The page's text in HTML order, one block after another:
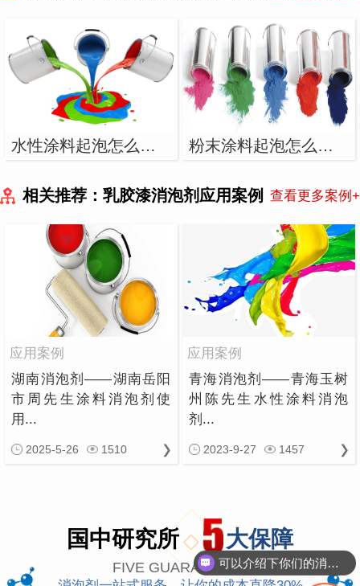
水性涂料起泡怎么解决？用水性涂料消泡剂 粉末涂料起泡怎么解决？用粉末涂料消泡剂
相关推荐：乳胶漆消泡剂应用案例 查看更多案例+
应用案例
湖南消泡剂——湖南岳阳
市周先生涂料消泡剂使
用...
2025-5-26 1510
应用案例
青海消泡剂——青海玉树
州陈先生水性涂料消泡
剂...
2023-9-27 1457
国中研究所 大保障
FIVE GUARANTEES你们是怎么收费的呢